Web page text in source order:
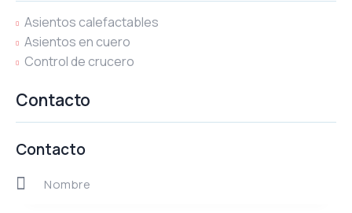
Asientos calefactables
Asientos en cuero
Control de crucero
Contacto
Contacto